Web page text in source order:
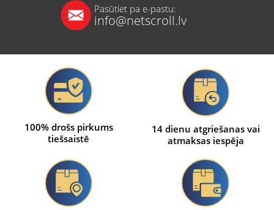
Pasūtiet pa e-pastu:
info@netscroll.lv
100% drošs pirkums
tiešsaistē
14 dienu atgriešanas vai
atmaksas iespēja